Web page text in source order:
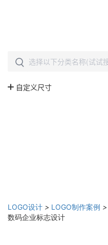
LOGO设计 > LOGO制作案例 >
数码企业标志设计